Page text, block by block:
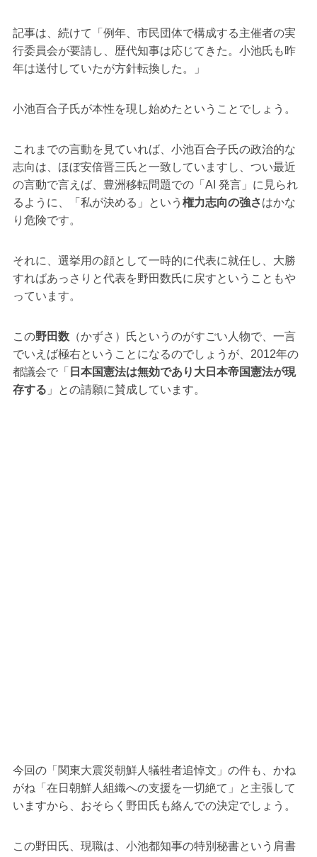
記事は、続けて「例年、市民団体で構成する主催者の実
行委員会が要請し、歴代知事は応じてきた。小池氏も昨
年は送付していたが方針転換した。」
小池百合子氏が本性を現し始めたということでしょう。
これまでの言動を見ていれば、小池百合子氏の政治的な
志向は、ほぼ安倍晋三氏と一致していますし、つい最近
の言動で言えば、豊洲移転問題での「AI 発言」に見られ
るように、「私が決める」という 権力志向の強さはかな
り危険です。
それに、選挙用の顔として一時的に代表に就任し、大勝
すればあっさりと代表を野田数氏に戻すということもや
っています。
この野田数（かずさ）氏というのがすごい人物で、一言
でいえば極右ということになるのでしょうが、2012年の
都議会で「 日本国憲法は無効であり大日本帝国憲法が現
存する 」との請願に賛成しています。
今回の「関東大震災朝鮮人犠牲者追悼文」の件も、かね
がね「在日朝鮮人組織への支援を一切絶て」と主張して
いますから、おそらく野田氏も絡んでの決定でしょう。
この野田氏、現職は、小池都知事の特別秘書という肩書